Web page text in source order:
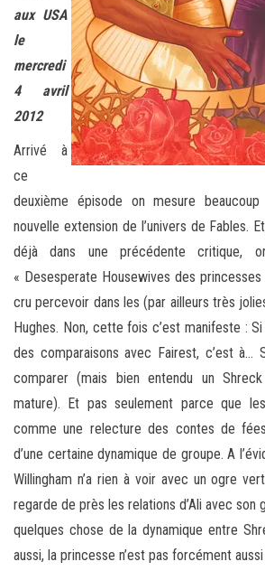
aux USA
le
mercredi
4 avril
2012
Arrivé à
ce
deuxième épisode on mesure
nouvelle extension de l’univers de Fables.
déjà dans une précédente critique,
« Desesperate Housewives des
cru percevoir dans les (par ailleurs très
Hughes. Non, cette fois c’est manifeste :
des comparaisons avec Fairest, c’est à…
comparer (mais bien entendu un
mature). Et pas seulement parce que
comme une relecture des contes de
d’une certaine dynamique de groupe. A
Willingham n’a rien à voir avec un ogre
regarde de près les relations d’Ali avec son
quelques chose de la dynamique entre
aussi, la princesse n’est pas forcément